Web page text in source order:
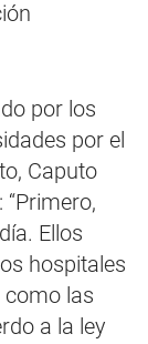
por los
por el
Caputo
Ellos
hospitales
como las
a la ley